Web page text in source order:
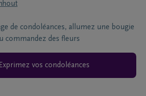
de condoléances, allumez une bougie
commandez des fleurs
Exprimez vos condoléances